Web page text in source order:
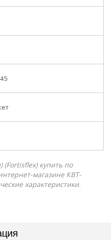
(Fortisflex) купить по
магазине КВТ-
характеристики.